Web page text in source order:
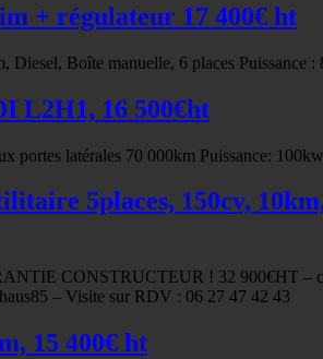
+ régulateur 17 400€ ht
Boîte manuelle, 6 places Puissance
L2H1, 16 500€ht
portes latérales 70 000km Puissance:
5places, 150cv,
CONSTRUCTEUR ! 32 900€HT –
– Visite sur RDV : 06 27 47 42 43
15 400€ ht